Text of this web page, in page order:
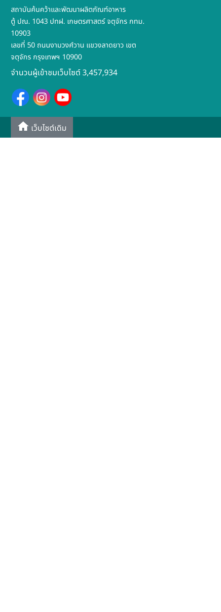
สถาบันค้นคว้าและพัฒนาผลิตภัณฑ์อาหาร
ตู้ ปณ. 1043 ปทฝ. เกษตรศาสตร์ จตุจักร กทม.
10903
เลขที่ 50 ถนนงามวงศ์วาน แขวงลาดยาว เขต
จตุจักร กรุงเทพฯ 10900
จำนวนผู้เข้าชมเว็บไซต์ 3,457,934
เว็บไซต์เดิม